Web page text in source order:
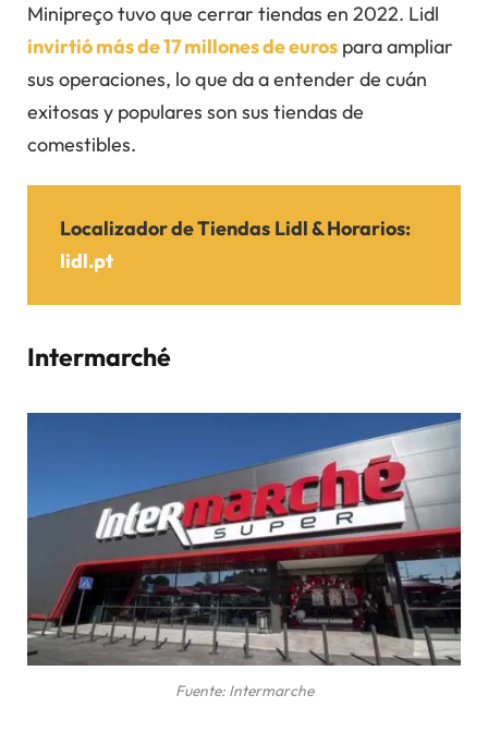
Minipreço tuvo que cerrar tiendas en 2022. Lidl
invirtió más de 17 millones de euros para ampliar
sus operaciones, lo que da a entender de cuán
exitosas y populares son sus tiendas de
comestibles.
Localizador de Tiendas Lidl&Horarios:
lidl.pt
Intermarché
Fuente: Intermarche